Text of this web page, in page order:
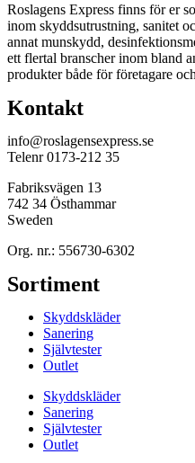
Roslagens Express finns för er
inom skyddsutrustning, sanitet
annat munskydd,
ett flertal branscher inom bland
produkter både för företagare
Kontakt
info@roslagensexpress.se
Telenr 0173-212 35
Fabriksvägen 13
742 34 Östhammar
Sweden
Org. nr.: 556730-6302
Sortiment
Skyddskläder
Sanering
Självtester
Outlet
Skyddskläder
Sanering
Självtester
Outlet